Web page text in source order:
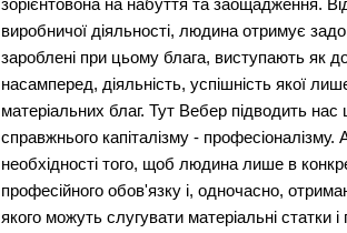
зорієнтовона на набуття та заощадження.
виробничої діяльності, людина отримує
зароблені при цьому блага, виступають як
насамперед, діяльність, успішність якої
матеріальних благ. Тут Вебер підводить
справжнього капіталізму -
необхідності того, щоб людина лише в
професійного обов'язку і, одночасно,
якого можуть слугувати матеріальні